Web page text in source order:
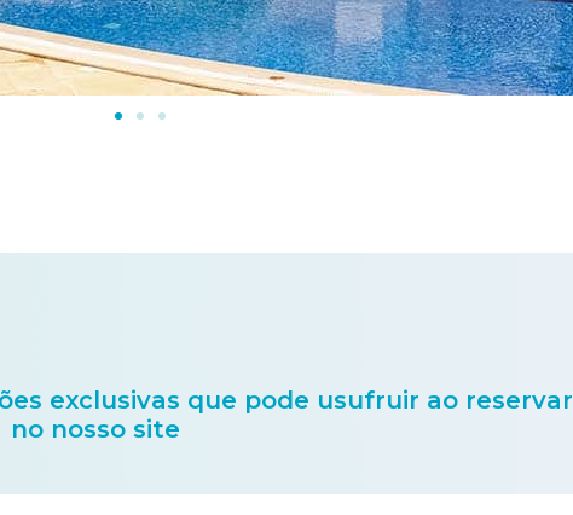
exclusivas que pode usufruir ao reservar
no nosso site